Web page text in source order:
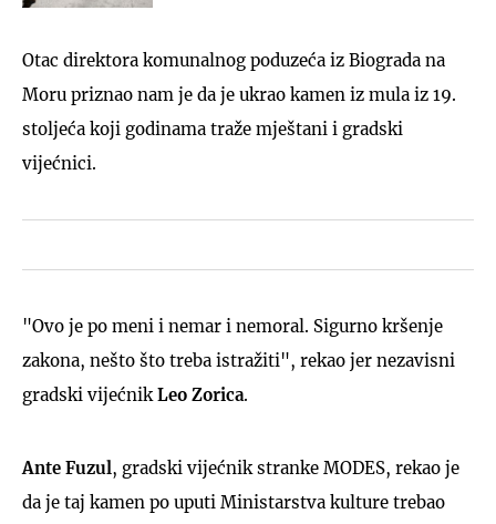
Otac direktora komunalnog poduzeća iz Biograda na
Moru priznao nam je da je ukrao kamen iz mula iz 19.
stoljeća koji godinama traže mještani i gradski
vijećnici.
"Ovo je po meni i nemar i nemoral. Sigurno kršenje
zakona, nešto što treba istražiti", rekao jer nezavisni
gradski vijećnik Leo Zorica.
Ante Fuzul, gradski vijećnik stranke MODES, rekao je
da je taj kamen po uputi Ministarstva kulture trebao